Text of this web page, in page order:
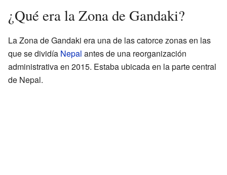
¿Qué era la Zona de Gandaki?
La Zona de Gandaki era una de las catorce zonas en las
que se dividía Nepal antes de una reorganización
administrativa en 2015. Estaba ubicada en la parte central
de Nepal.